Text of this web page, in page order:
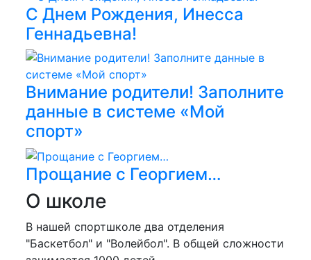
С Днем Рождения, Инесса
Геннадьевна!
Внимание родители! Заполните
данные в системе «Мой
спорт»
Прощание с Георгием…
О школе
В нашей спортшколе два отделения
"Баскетбол" и "Волейбол". В общей сложности